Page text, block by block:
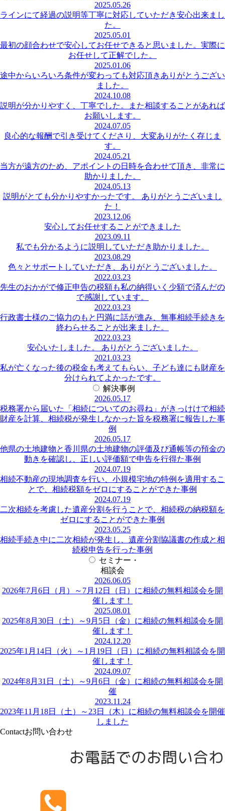
2025.05.26
ラインにて経過の説明等丁寧に対応していただき安心出来まし
た。
2025.05.01
最初の顔合わせで安心してお任せできると思いました。実際に
お任せして正解でした。
2025.01.06
途中からいろいろ条件が変わっても対応頂きありがとうござい
ました。
2024.10.08
説明が分かりやすく、丁寧でした。また相談することがあれば
お願いします。
2024.07.05
良心的な報酬で引き受けてくださり、大変ありがたく存じま
す。
2024.05.21
当方が遠方のため、アポイントの日時を合わせて頂き、非常に
助かりました。
2024.05.13
説明がとても分かりやすかったです。 ありがとうございまし
た！
2023.12.06
安心してお任せすることができました
2023.09.11
私でも分かるように説明していただき助かりました。
2023.08.29
色々とサポートしていただき、ありがとうございました。
2022.03.23
先生のおかがで修正申告の税額も私の納得いく少額で済んだの
で感謝しています。
2022.03.23
行政書士様のご協力のもと円満に話が進み、無事相続手続きを
終わらせることが出来ました。
2022.03.23
安心いたしました。 ありがとうございました。
2021.03.23
私が亡くなった後の税金も考えてもらい、子ども達にも財産を
分けられてよかったです。
解決事例
2026.05.17
税務署から届いた「相続についてのお尋ね」がきっけけで相続
財産を計算、相続税が発生しなかった旨を税務署に報告した事
例
2026.05.17
他県の土地建物と香川県の土地建物の評価及び通帳等の預金の
動きを確認し、正しい評価額で申告を行得た事例
2024.07.19
相続不動産の現地調査を行い、小規模宅地の特例を適用するこ
とで、相続税額をゼロにすることができた事例
2024.07.19
二次相続を考慮した遺産分割を行うことで、相続税の納税額を
ゼロにすることができた事例
2023.05.25
相続手続き中に二次相続が発生し、遺産分割協議書の作成と相
続税申告を行った事例
セミナー・
相談会
2026.06.05
2026年7月6日（月）～7月12日（日）に相続の無料相談会を開
催します！
2025.08.01
2025年8月30日（土）～9月5日（金）に相続の無料相談会を開
催します！
2024.12.20
2025年1月14日（火）～1月19日（日）に相続の無料相談会を開
催します！
2024.09.07
2024年8月31日（土）～9月6日（金）に相続の無料相談会を開
催
2023.11.24
2023年11月18日（土）～23日（木）に相続の無料相談会を開催
しました
Contactお問い合わせ